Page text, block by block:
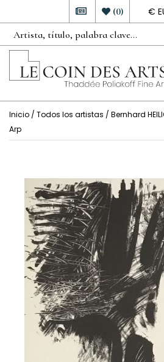
€
(0)
Inicio / Todos los artistas / Bernhard
Arp